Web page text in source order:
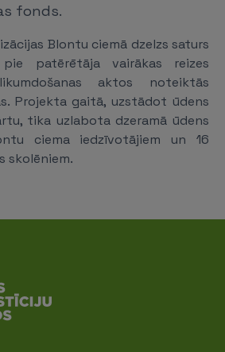
fonds.
Blontu ciemā dzelzs saturs
patērētāja vairākas reizes
aktos noteiktās
Projekta gaitā, uzstādot ūdens
tika uzlabota dzeramā ūdens
ciema iedzīvotājiem un 16
skolēniem.